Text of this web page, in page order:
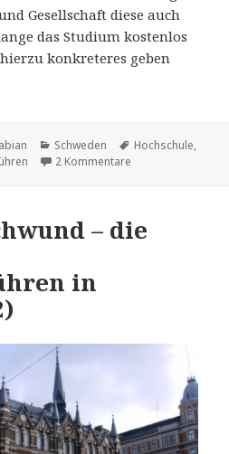
Gesellschaft diese auch
das Studium kostenlos
konkreteres geben
Kategorien
Schweden Schlagwörter
Hochschule,
2 Kommentare
– die
in